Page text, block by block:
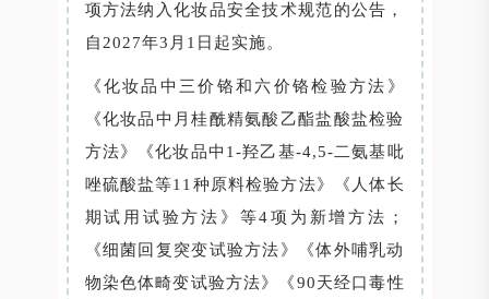
项方法纳入化妆品安全技术规范的公告，
自2027年3月1日起实施。
《化妆品中三价铬和六价铬检验方法》
《化妆品中月桂酰精氨酸乙酯盐酸盐检验
方法》《化妆品中1-羟乙基-4,5-二氨基吡
唑硫酸盐等11种原料检验方法》《人体长
期试用试验方法》等4项为新增方法；
《细菌回复突变试验方法》《体外哺乳动
物染色体畸变试验方法》《90天经口毒性